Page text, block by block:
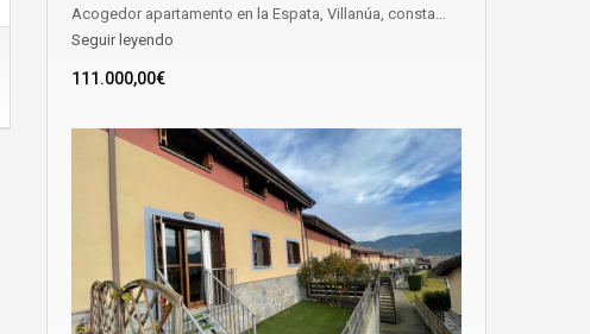
Acogedor apartamento en la Espata, Villanúa, consta…
Seguir leyendo
111.000,00€